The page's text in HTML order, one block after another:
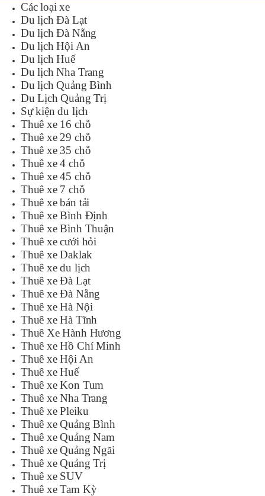
Các loại xe
Du lịch Đà Lạt
Du lịch Đà Nẵng
Du lịch Hội An
Du lịch Huế
Du lịch Nha Trang
Du lịch Quảng Bình
Du Lịch Quảng Trị
Sự kiện du lịch
Thuê xe 16 chỗ
Thuê xe 29 chỗ
Thuê xe 35 chỗ
Thuê xe 4 chỗ
Thuê xe 45 chỗ
Thuê xe 7 chỗ
Thuê xe bán tải
Thuê xe Bình Định
Thuê xe Bình Thuận
Thuê xe cưới hỏi
Thuê xe Daklak
Thuê xe du lịch
Thuê xe Đà Lạt
Thuê xe Đà Nẵng
Thuê xe Hà Nội
Thuê xe Hà Tĩnh
Thuê Xe Hành Hương
Thuê xe Hồ Chí Minh
Thuê xe Hội An
Thuê xe Huế
Thuê xe Kon Tum
Thuê xe Nha Trang
Thuê xe Pleiku
Thuê xe Quảng Bình
Thuê xe Quảng Nam
Thuê xe Quảng Ngãi
Thuê xe Quảng Trị
Thuê xe SUV
Thuê xe Tam Kỳ